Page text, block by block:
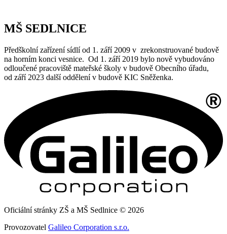
MŠ SEDLNICE
Předškolní zařízení sídlí od 1. září 2009 v zrekonstruované budově
na horním konci vesnice. Od 1. září 2019 bylo nově vybudováno
odloučené pracoviště mateřské školy v budově Obecního úřadu,
od září 2023 další oddělení v budově KIC Sněženka.
Oficiální stránky ZŠ a MŠ Sedlnice © 2026
Provozovatel Galileo Corporation s.r.o.